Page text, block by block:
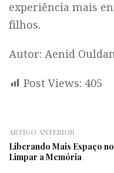
experiência mais
filhos.
Autor: Aenid
Post Views: 405
ARTIGO ANTERIOR
Liberando Mais Espaço
Limpar a Memória